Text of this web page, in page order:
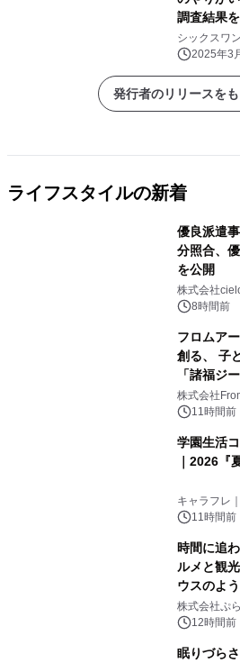
調査結果
シックスワ
2025年3
発行者のリリースを
ライフスタイルの新着
優良派遣
分照合、
を公開
株式会社
8時間前
フロムア
創る、 子
「諸福ジ
(日)開催
株式会社
11時間前
学園生活
｜2026『
キャラフレ
デザインズ
11時間前
時間に追
ルメと観
ウスのよ
サウナも
得な素泊
株式会社ぷ
12時間前
眠りづら